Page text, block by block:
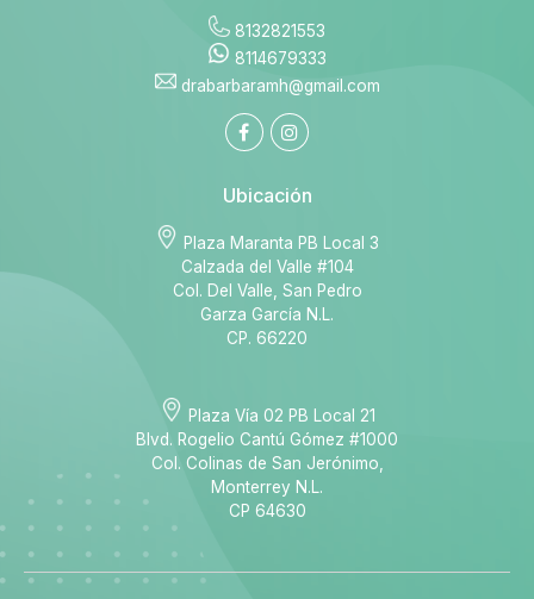
8132821553
8114679333
drabarbaramh@gmail.com
Ubicación
Plaza Maranta PB Local 3
Calzada del Valle #104
Col. Del Valle, San Pedro
Garza García N.L.
CP. 66220
Plaza Vía 02 PB Local 21
Blvd. Rogelio Cantú Gómez #1000
Col. Colinas de San Jerónimo,
Monterrey N.L.
CP 64630